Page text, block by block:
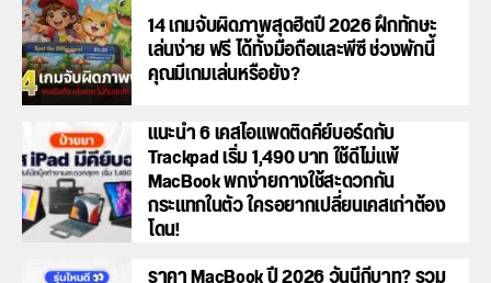
14 เกมจับผิดภาพสุดฮิตปี 2026 ฝึกทักษะ
เล่นง่าย ฟรี ได้ทั้งมือถือและพีซี ช่วงพักนี้
คุณมีเกมเล่นหรือยัง?
แนะนำ 6 เคสไอแพดติดคีย์บอร์ดกับ
Trackpad เริ่ม 1,490 บาท ใช้ดีไม่แพ้
MacBook พกง่ายกางใช้สะดวกกัน
กระแทกในตัว ใครอยากเปลี่ยนเคสเก่าต้อง
โดน!